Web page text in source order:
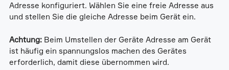
Adresse konfiguriert. Wählen Sie eine freie Adresse aus
und stellen Sie die gleiche Adresse beim Gerät ein.
Achtung:Beim Umstellen der Geräte Adresse am Gerät
ist häufig ein spannungslos machen des Gerätes
erforderlich, damit diese übernommen wird.